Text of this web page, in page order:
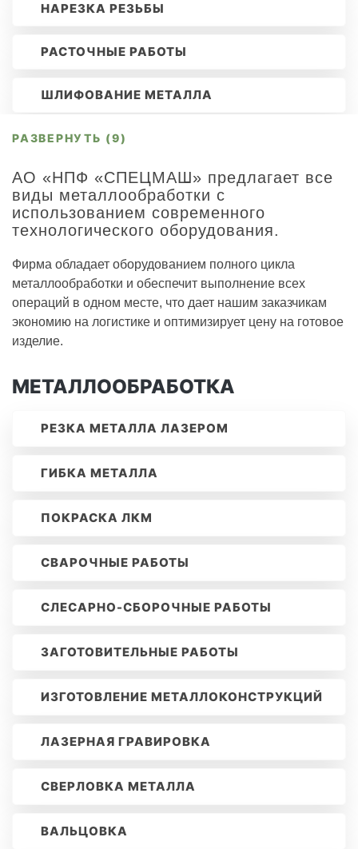
НАРЕЗКА РЕЗЬБЫ
РАСТОЧНЫЕ РАБОТЫ
ШЛИФОВАНИЕ МЕТАЛЛА
РАЗВЕРНУТЬ (9)
АО «НПФ «СПЕЦМАШ» предлагает все
виды металлообработки с
использованием современного
технологического оборудования.
Фирма обладает оборудованием полного цикла
металлообработки и обеспечит выполнение всех
операций в одном месте, что дает нашим заказчикам
экономию на логистике и оптимизирует цену на готовое
изделие.
МЕТАЛЛООБРАБОТКА
РЕЗКА МЕТАЛЛА ЛАЗЕРОМ
ГИБКА МЕТАЛЛА
ПОКРАСКА ЛКМ
СВАРОЧНЫЕ РАБОТЫ
СЛЕСАРНО-СБОРОЧНЫЕ РАБОТЫ
ЗАГОТОВИТЕЛЬНЫЕ РАБОТЫ
ИЗГОТОВЛЕНИЕ МЕТАЛЛОКОНСТРУКЦИЙ
ЛАЗЕРНАЯ ГРАВИРОВКА
СВЕРЛОВКА МЕТАЛЛА
ВАЛЬЦОВКА